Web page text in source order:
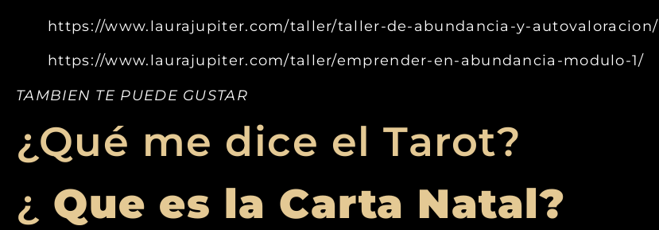
https://www.laurajupiter.com/taller/taller-de-abundancia-y-autovaloracion/
https://www.laurajupiter.com/taller/emprender-en-abundancia-modulo-1/
TAMBIEN TE PUEDE GUSTAR
¿Qué me dice el Tarot?
¿ Que es la Carta Natal?